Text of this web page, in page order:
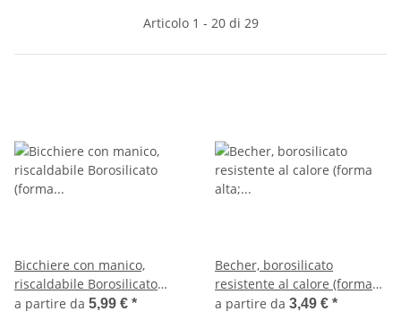
Articolo 1 - 20 di 29
Bicchiere con manico,
riscaldabile Borosilicato
(forma bassa; 250/600/1000
a partire da 5,99 € *
Becher, borosilicato
resistente al calore (forma
alta; 100/250/600/1000/2000
a partire da 3,49 € *